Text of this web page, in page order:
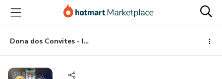
para
conteúdo
principal
para
pagamento
para
rodapé
Dona dos Convites - Interativos kids